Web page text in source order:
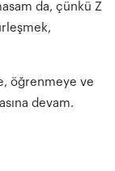
da, çünkü Z
öğrenmeye ve
devam.